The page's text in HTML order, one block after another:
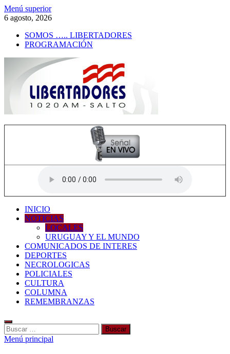
Saltar
al
Menú superior
6 agosto, 2026
SOMOS ….. LIBERTADORES
PROGRAMACIÓN
INICIO
NOTICIAS
LOCALES
URUGUAY Y EL MUNDO
COMUNICADOS DE INTERES
DEPORTES
NECROLOGICAS
POLICIALES
CULTURA
COLUMNA
REMEMBRANZAS
Buscar:
Menú principal